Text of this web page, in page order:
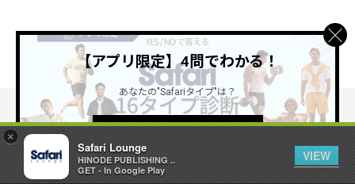
×
Safari Lounge
HINODE PUBLISHING ..
GET - In Google Play
VIEW
すべて見る
公式SNSアカウント
【アプリ限定】4問でわかる！
あなたの"Safariタイプ"は？
詳しくはこちら ＞